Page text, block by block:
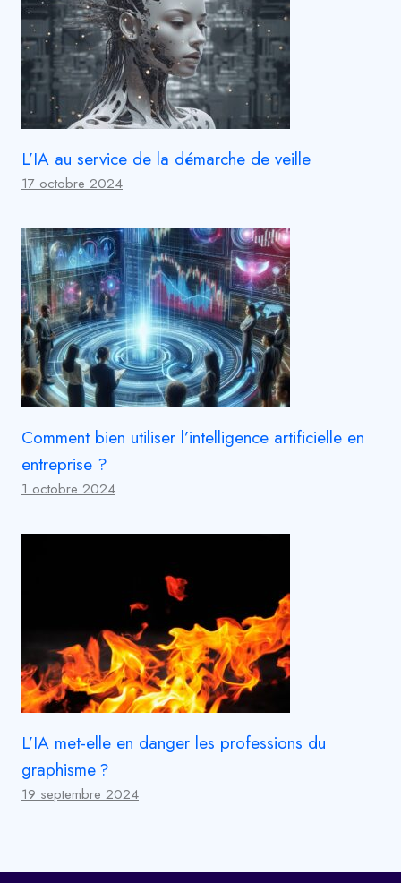
L’IA au service de la démarche de veille
17 octobre 2024
Comment bien utiliser l’intelligence artificielle en
entreprise ?
1 octobre 2024
L’IA met-elle en danger les professions du
graphisme ?
19 septembre 2024